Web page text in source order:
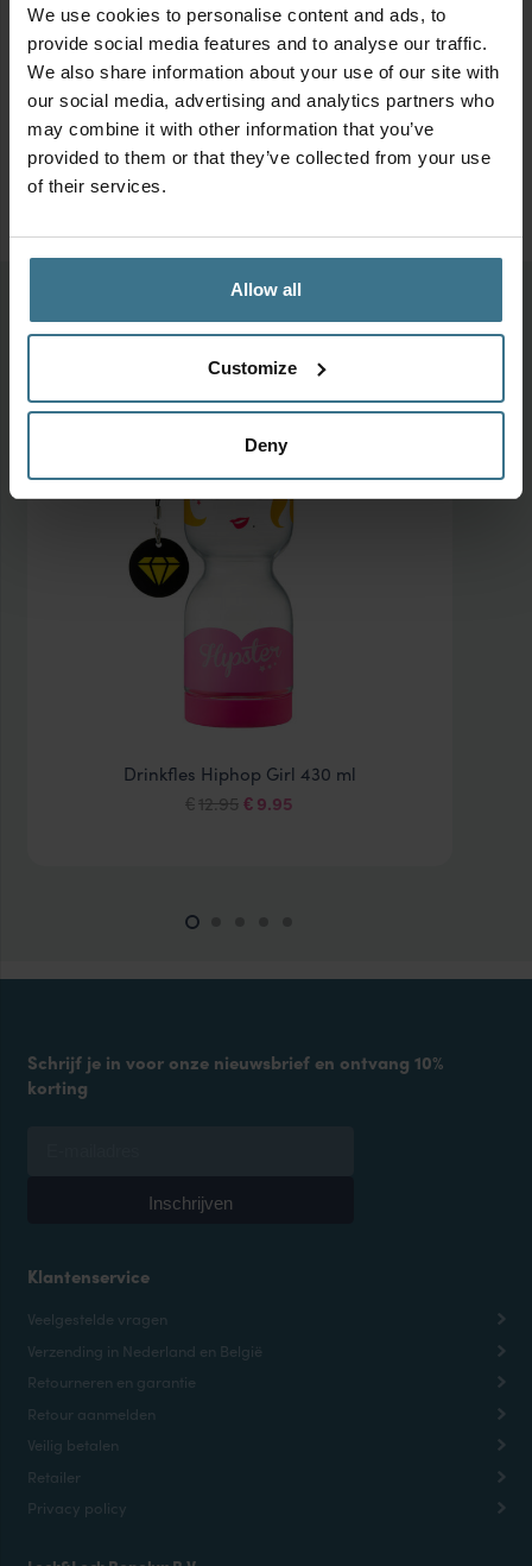
We use cookies to personalise content and ads, to
provide social media features and to analyse our traffic.
We also share information about your use of our site with
our social media, advertising and analytics partners who
may combine it with other information that you’ve
provided to them or that they’ve collected from your use
of their services.
Allow all
Customize
Deny
Meer van deze collectie
Drinkfles Hiphop Girl 430 ml
€12.95Oorspronkelijke
€ 9.95
Klantenservice
Veelgestelde vragen
Verzending in Nederland en België
Retourneren en garantie
Retour aanmelden
Veilig betalen
Retailer
Privacy policy
Schrijf je in voor onze nieuwsbrief en ontvang 10%
korting